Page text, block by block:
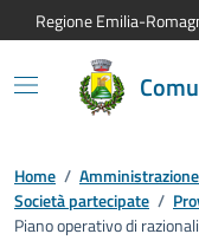
Vai al contenuto
Vai alla navigazione del
Vai al piede di pagina
Regione Emilia-
Home /
Società partecipate /
Piano operativo di